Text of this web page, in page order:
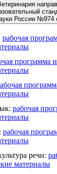
России №974
рабочая
программа
рабочая
рабочая
речи:
материалы